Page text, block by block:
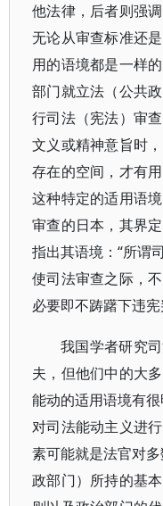
他法律，后者则强
无论从审查标准还
用的语境都是一样
部门就立法（公共
行司法（宪法）审
文义或精神意旨时
存在的空间，才有
这种特定的适用语
审查的日本，其界
指出其语境：“所谓
使司法审查之际，
必要即不踌躇下违
我国学者研究
夫，但他们中的大
能动的适用语境有
对司法能动主义进
素可能就是法官对多
政部门）所持的基